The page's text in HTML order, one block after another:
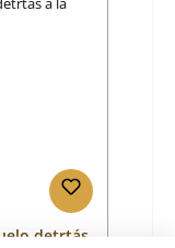
detrtás